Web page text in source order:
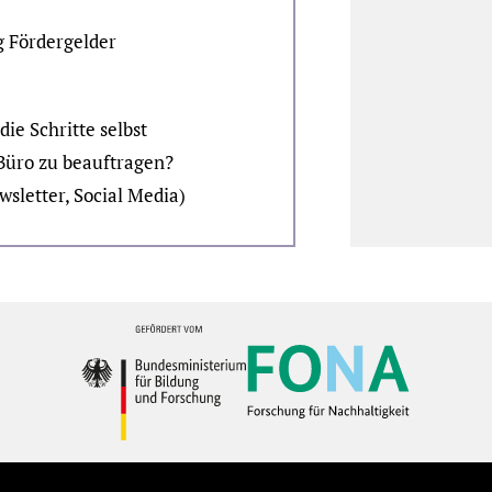
Fördergelder
Schritte selbst
zu beauftragen?
Social Media)